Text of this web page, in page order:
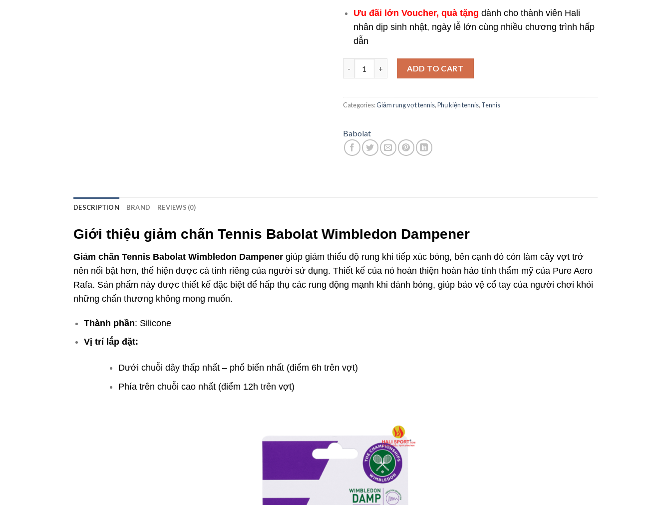
Ưu đãi lớn Voucher, quà tặng dành cho thành viên Hali
nhân dịp sinh nhật, ngày lễ lớn cùng nhiều chương trình hấp
dẫn
ADD TO CART
Categories:Giảm rung vợt tennis,Phụ kiện tennis, Tennis
Babolat
DESCRIPTION BRAND REVIEWS (0)
Giới thiệu giảm chấn Tennis Babolat Wimbledon Dampener
Giảm chấn Tennis Babolat Wimbledon Dampener giúp giảm thiểu độ rung khi tiếp xúc bóng, bên cạnh đó còn làm cây vợt trở
nên nổi bật hơn, thể hiện được cá tính riêng của người sử dụng. Thiết kế của nó hoàn thiện hoàn hảo tính thẩm mỹ của Pure Aero
Rafa. Sản phẩm này được thiết kế đặc biệt để hấp thụ các rung động mạnh khi đánh bóng, giúp bảo vệ cổ tay của người chơi khỏi
những chấn thương không mong muốn.
Thành phần: Silicone
Vị trí lắp đặt:
Dưới chuỗi dây thấp nhất – phổ biến nhất (điểm 6h trên vợt)
Phía trên chuỗi cao nhất (điểm 12h trên vợt)